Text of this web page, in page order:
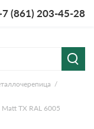
(861) 203-45-28
TX RAL 6005